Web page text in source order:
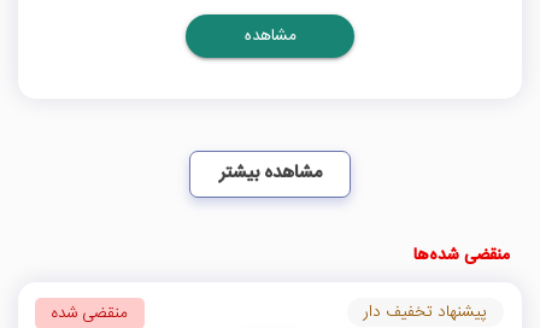
مشاهده
مشاهده بیشتر
منقضی شده‌ها
پیشنهاد تخفیف دار منقضی شده